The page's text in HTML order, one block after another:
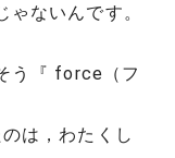
ないんです。
う『 force（フ
は，わたくし